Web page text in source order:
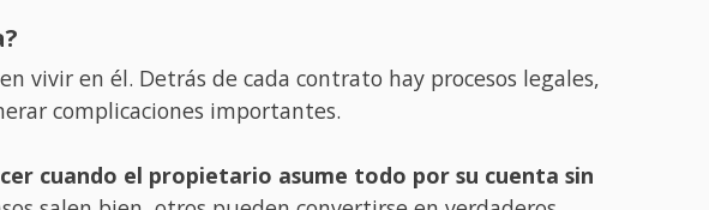
en él. Detrás de cada contrato hay procesos legales,
complicaciones importantes.
cuando el propietario asume todo por su cuenta sin